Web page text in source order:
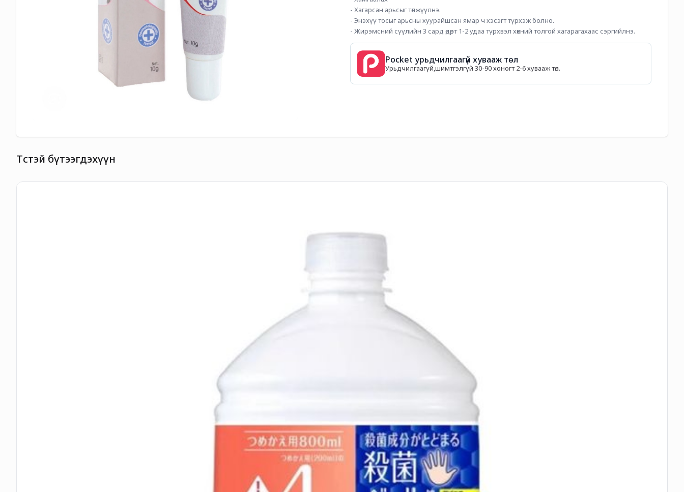
- Хагарсан арьсыг төлжүүлнэ.
- Энэхүү тосыг арьсны хуурайшсан ямар ч хэсэгт түрхэж болно.
- Жирэмсний сүүлийн 3 сард өдөрт 1-2 удаа түрхвэл хөхний толгой хагарагахаас сэргийлнэ.
Pocket урьдчилгаагүй хувааж төл
Урьдчилгаагүй,шимтгэлгүй 30-90 хоногт 2-6 хувааж төл.
Төстэй бүтээгдэхүүн